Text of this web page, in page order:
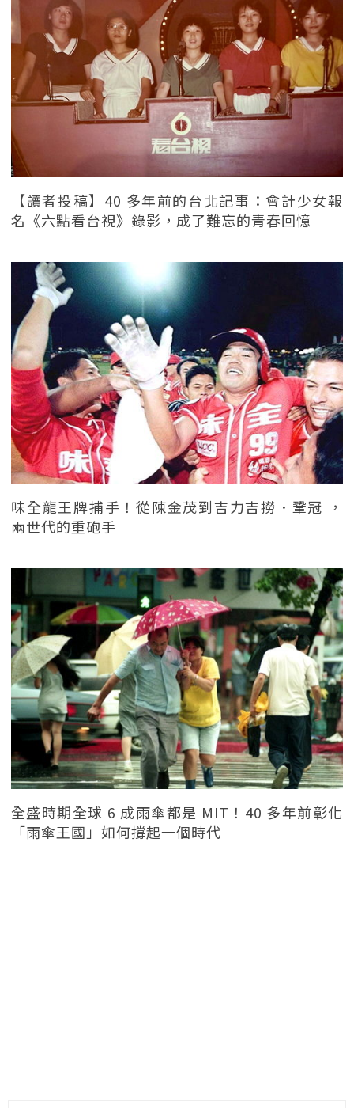
【讀者投稿】40 多年前的台北記事：會計少女報
名《六點看台視》錄影，成了難忘的青春回憶
味全龍王牌捕手！從陳金茂到吉力吉撈．鞏冠 ，
兩世代的重砲手
全盛時期全球 6 成雨傘都是 MIT！40 多年前彰化
「雨傘王國」如何撐起一個時代